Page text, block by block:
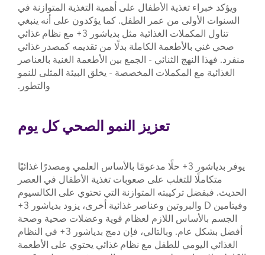
ويؤكد خبراء تغذية الأطفال على أهمية التغذية المتوازنة في
السنوات الأولى من عمر الطفل. كما يؤكدون على أنه ينبغي
تناول المكملات الغذائية مثل بدياشور 3+ مع نظام غذائي
صحي غني بالأطعمة الكاملة بدلًا من تقديمه كمصدر غذائي
منفرد. فهذا النهج الثنائي - الجمع بين الأطعمة الغنية بالعناصر
الغذائية مع المكملات المخصصة - يخلق البيئة المثلى للنمو
والتطور.
تعزيز النمو الصحي كل يوم
يوفر بدياشور 3+ حلًا مدعومًا بالأساس العلمي ومصدرًا غذائيًا
متكاملًا للتغلب على صعوبات تغذية الأطفال في العصر
الحديث. فبفضل تركيبته المتوازنة التي تحتوي على الكالسيوم
وفيتامين D والبروتين وعناصر غذائية أخرى، يزود بدياشور 3+
الجسم بالأساس اللازم لعظام قوية وعضلات صحية وصحة
أفضل بشكل عام. وبالتالي، فإن دمج بدياشور 3+ في النظام
الغذائي اليومي للطفل مع نظام غذائي يحتوي على الأطعمة